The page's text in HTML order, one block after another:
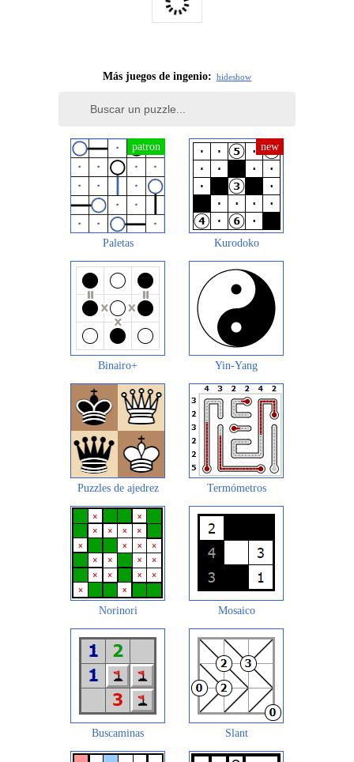
Más juegos de ingenio: hideshow
Paletas Kurodoko
Binairo+ Yin-Yang
Puzzles de ajedrez Termómetros
Norinori Mosaico
Buscaminas Slant